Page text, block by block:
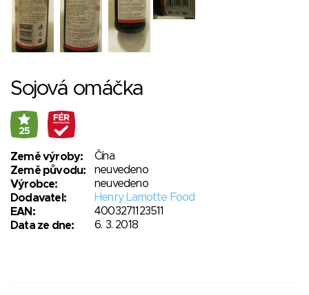
Sojová omáčka
25
Země výroby:
Čína
Země původu:
neuvedeno
Výrobce:
neuvedeno
Dodavatel:
Henry Lamotte Food
EAN:
4003271123511
Data ze dne:
6. 3. 2018